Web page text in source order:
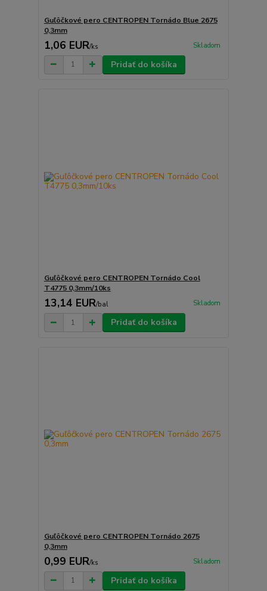
Guľôčkové pero CENTROPEN Tornádo Blue 2675
0,3mm
1,06 EUR/ks Skladom
Pridať do košíka
Guľôčkové pero CENTROPEN Tornádo Cool
T4775 0,3mm/10ks
13,14 EUR/bal Skladom
Pridať do košíka
Guľôčkové pero CENTROPEN Tornádo 2675
0,3mm
0,99 EUR/ks Skladom
Pridať do košíka